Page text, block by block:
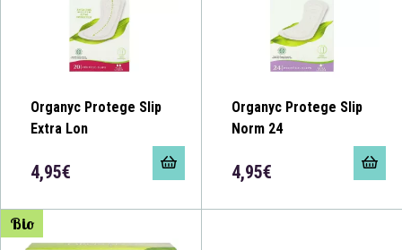
Organyc Protege Slip
Extra Lon
4,95€
Organyc Protege Slip
Norm 24
4,95€
Bio